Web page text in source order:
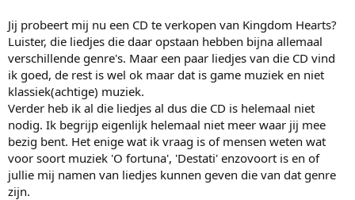
Jij probeert mij nu een CD te verkopen van Kingdom Hearts?
Luister, die liedjes die daar opstaan hebben bijna allemaal
verschillende genre's. Maar een paar liedjes van die CD vind
ik goed, de rest is wel ok maar dat is game muziek en niet
klassiek(achtige) muziek.
Verder heb ik al die liedjes al dus die CD is helemaal niet
nodig. Ik begrijp eigenlijk helemaal niet meer waar jij mee
bezig bent. Het enige wat ik vraag is of mensen weten wat
voor soort muziek 'O fortuna', 'Destati' enzovoort is en of
jullie mij namen van liedjes kunnen geven die van dat genre
zijn.